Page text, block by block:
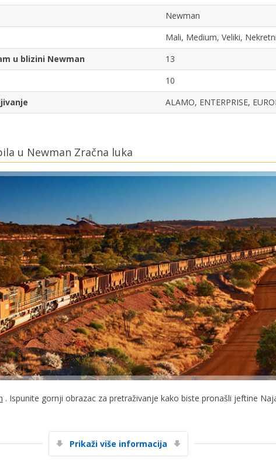
Newman
Mali, Medium, Veliki,
u blizini Newman
13
10
ALAMO, ENTERPRISE,
u Newman Zračna luka
. Ispunite gornji obrazac za pretraživanje kako biste pronašli jeftine
Prikaži više informacija
Posebni popusti
Pristupite ekskluzivnim
dobavljača